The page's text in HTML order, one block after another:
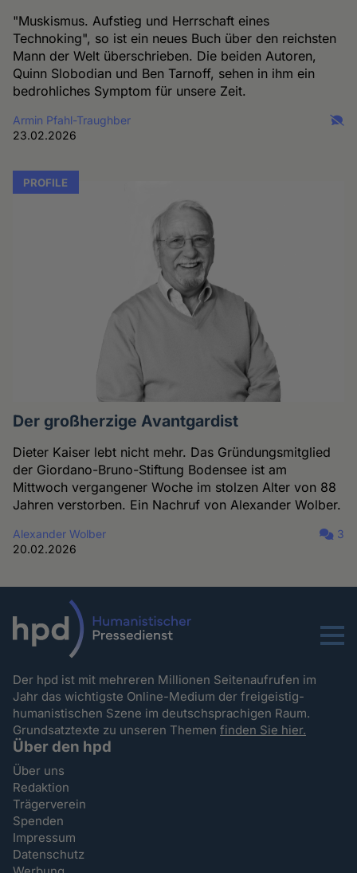
"Muskismus. Aufstieg und Herrschaft eines
Technoking", so ist ein neues Buch über den reichsten
Mann der Welt überschrieben. Die beiden Autoren,
Quinn Slobodian und Ben Tarnoff, sehen in ihm ein
bedrohliches Symptom für unsere Zeit.
Armin Pfahl-Traughber
23.02.2026
PROFILE
Der großherzige Avantgardist
Dieter Kaiser lebt nicht mehr. Das Gründungsmitglied
der Giordano-Bruno-Stiftung Bodensee ist am
Mittwoch vergangener Woche im stolzen Alter von 88
Jahren verstorben. Ein Nachruf von Alexander Wolber.
Alexander Wolber
20.02.2026
3
Menu
Der hpd ist mit mehreren Millionen Seitenaufrufen im
Jahr das wichtigste Online-Medium der freigeistig-
humanistischen Szene im deutschsprachigen Raum.
Grundsatztexte zu unseren Themenfinden Sie hier.
Über den hpd
Über uns
Redaktion
Trägerverein
Spenden
Impressum
Datenschutz